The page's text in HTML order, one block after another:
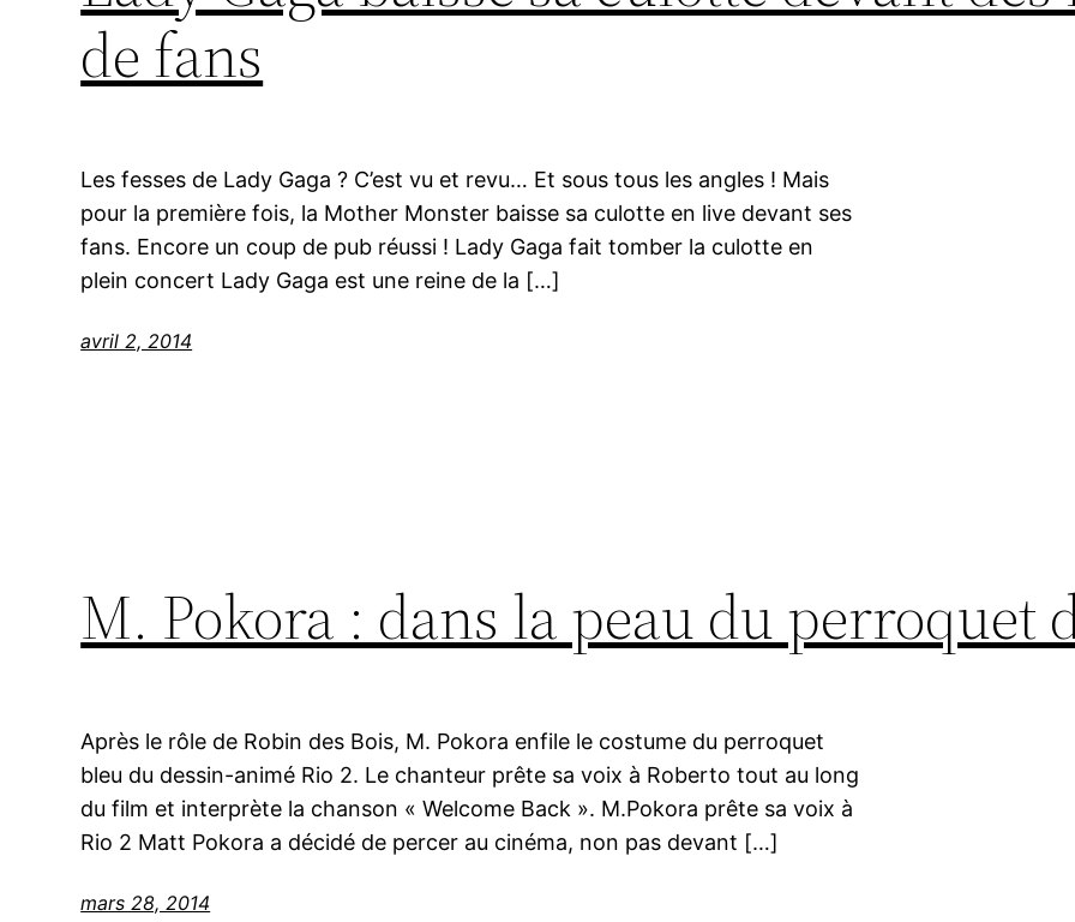
de fans
Les fesses de Lady Gaga ? C’est vu et revu… Et sous tous les angles ! Mais
pour la première fois, la Mother Monster baisse sa culotte en live devant ses
fans. Encore un coup de pub réussi ! Lady Gaga fait tomber la culotte en
plein concert Lady Gaga est une reine de la […]
avril 2, 2014
M. Pokora : dans la peau du perroquet
Après le rôle de Robin des Bois, M. Pokora enfile le costume du perroquet
bleu du dessin-animé Rio 2. Le chanteur prête sa voix à Roberto tout au long
du film et interprète la chanson « Welcome Back ». M.Pokora prête sa voix à
Rio 2 Matt Pokora a décidé de percer au cinéma, non pas devant […]
mars 28, 2014